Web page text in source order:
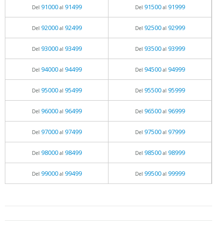
Del 91000al 91499 Del 91500al 91999
Del 92000al 92499 Del 92500al 92999
Del 93000al 93499 Del 93500al 93999
Del 94000al 94499 Del 94500al 94999
Del 95000al 95499 Del 95500al 95999
Del 96000al 96499 Del 96500al 96999
Del 97000al 97499 Del 97500al 97999
Del 98000al 98499 Del 98500al 98999
Del 99000al 99499 Del 99500al 99999